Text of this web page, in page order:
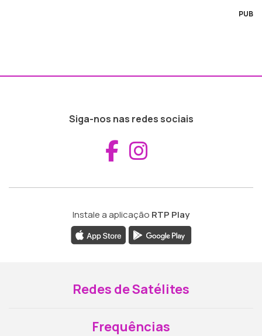
PUB
Siga-nos nas redes sociais
Aceder ao
Instale a aplicação RTP Play
Redes de Satélites
Frequências